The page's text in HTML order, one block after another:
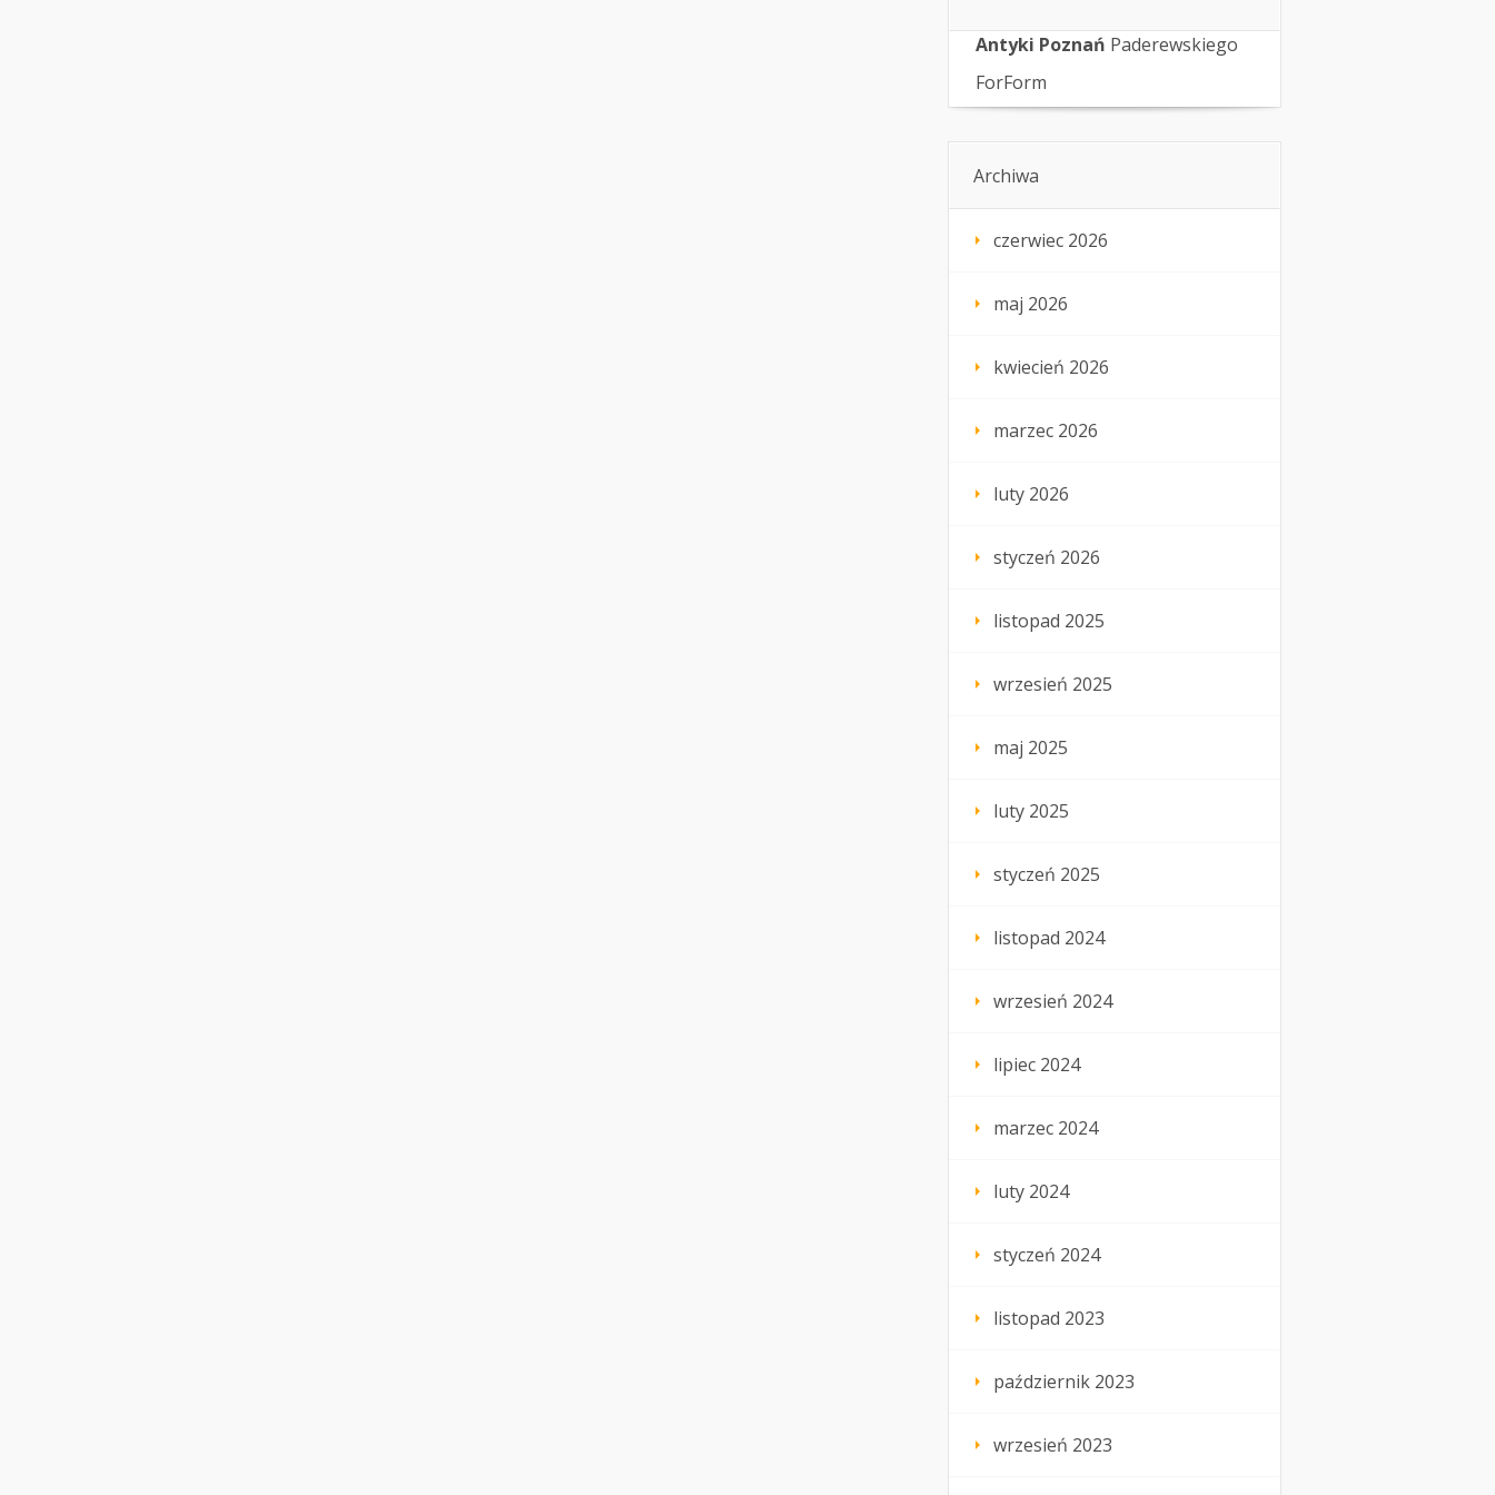
Antyki Poznań Paderewskiego
ForForm
Archiwa
czerwiec 2026
maj 2026
kwiecień 2026
marzec 2026
luty 2026
styczeń 2026
listopad 2025
wrzesień 2025
maj 2025
luty 2025
styczeń 2025
listopad 2024
wrzesień 2024
lipiec 2024
marzec 2024
luty 2024
styczeń 2024
listopad 2023
październik 2023
wrzesień 2023